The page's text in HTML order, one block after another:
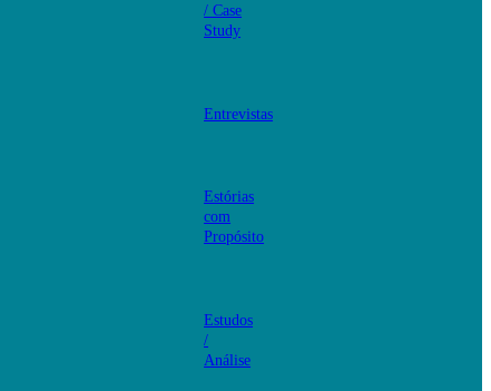
/ Case
Study
Entrevistas
Estórias
com
Propósito
Estudos
/
Análise